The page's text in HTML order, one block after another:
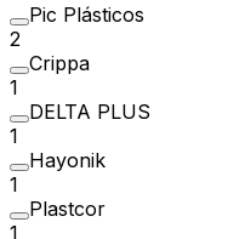
Pic Plásticos
2
Crippa
1
DELTA PLUS
1
Hayonik
1
Plastcor
1